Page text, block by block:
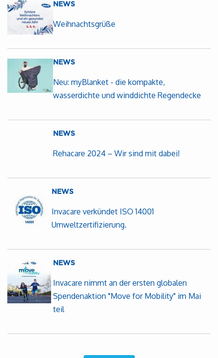
NEWS
Weihnachtsgrüße
NEWS
Neu: myBlanket - die kompakte,
wasserdichte und winddichte Regendecke
NEWS
Rehacare 2024 – Wir sind mit dabei!
NEWS
Invacare verkündet ISO 14001
Umweltzertifizierung.
NEWS
Invacare nimmt an der ersten globalen
Spendenaktion "Move for Mobility" im Mai
teil